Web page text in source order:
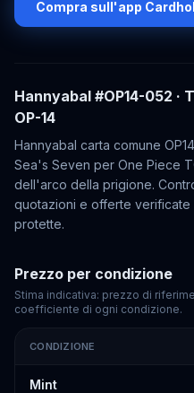
Compra sull'app
Hannyabal #OP14-052 ·
OP-14
Hannyabal carta comune
Sea's Seven per One Piece
dell'arco della prigione.
quotazioni e offerte verificate
protette.
Prezzo per condizione
Stima indicativa: prezzo di
coefficiente di ogni condizione.
CONDIZIONE
Mint